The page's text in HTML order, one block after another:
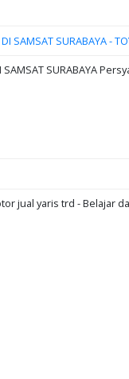
SAMSAT SURABAYA -
SAMSAT SURABAYA
jual yaris trd - Belajar